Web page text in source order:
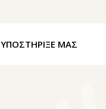
ΥΠΟΣΤΗΡΙΞΕ ΜΑΣ